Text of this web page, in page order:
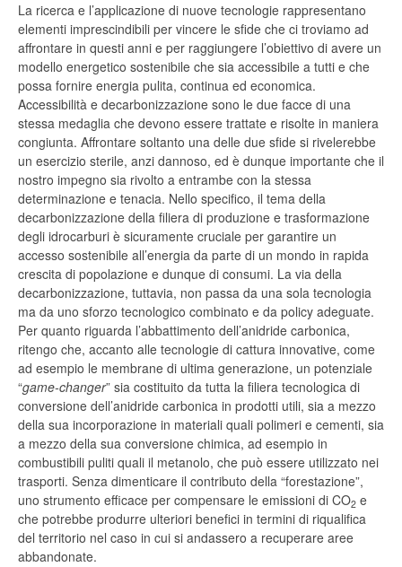
La ricerca e l’applicazione di nuove tecnologie rappresentano
elementi imprescindibili per vincere le sfide che ci troviamo ad
affrontare in questi anni e per raggiungere l’obiettivo di avere un
modello energetico sostenibile che sia accessibile a tutti e che
possa fornire energia pulita, continua ed economica.
Accessibilità e decarbonizzazione sono le due facce di una
stessa medaglia che devono essere trattate e risolte in maniera
congiunta. Affrontare soltanto una delle due sfide si rivelerebbe
un esercizio sterile, anzi dannoso, ed è dunque importante che il
nostro impegno sia rivolto a entrambe con la stessa
determinazione e tenacia. Nello specifico, il tema della
decarbonizzazione della filiera di produzione e trasformazione
degli idrocarburi è sicuramente cruciale per garantire un
accesso sostenibile all’energia da parte di un mondo in rapida
crescita di popolazione e dunque di consumi. La via della
decarbonizzazione, tuttavia, non passa da una sola tecnologia
ma da uno sforzo tecnologico combinato e da policy adeguate.
Per quanto riguarda l’abbattimento dell’anidride carbonica,
ritengo che, accanto alle tecnologie di cattura innovative, come
ad esempio le membrane di ultima generazione, un potenziale
“game-changer” sia costituito da tutta la filiera tecnologica di
conversione dell’anidride carbonica in prodotti utili, sia a mezzo
della sua incorporazione in materiali quali polimeri e cementi, sia
a mezzo della sua conversione chimica, ad esempio in
combustibili puliti quali il metanolo, che può essere utilizzato nei
trasporti. Senza dimenticare il contributo della “forestazione”,
uno strumento efficace per compensare le emissioni di CO2 e
che potrebbe produrre ulteriori benefici in termini di riqualifica
del territorio nel caso in cui si andassero a recuperare aree
abbandonate.